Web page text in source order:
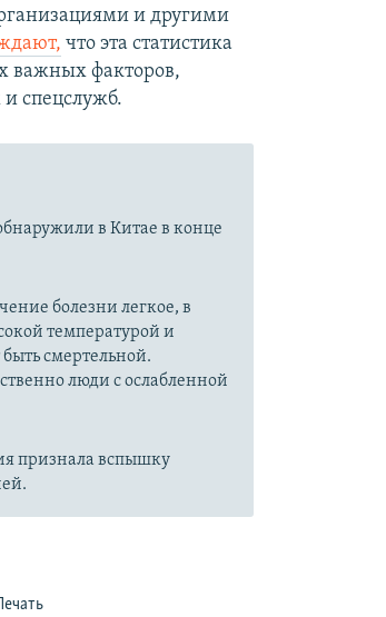
и другими
что эта статистика
важных факторов,
спецслужб.
в Китае в конце
болезни легкое, в
температурой и
смертельной.
люди с ослабленной
признала вспышку